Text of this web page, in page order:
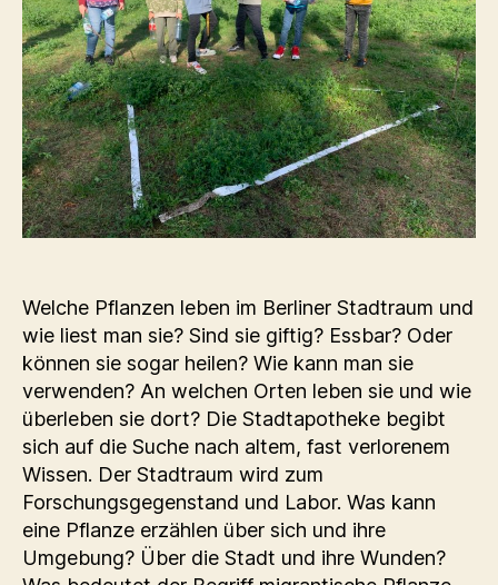
Welche Pflanzen leben im Berliner Stadtraum und
wie liest man sie? Sind sie giftig? Essbar? Oder
können sie sogar heilen? Wie kann man sie
verwenden? An welchen Orten leben sie und wie
überleben sie dort? Die Stadtapotheke begibt
sich auf die Suche nach altem, fast verlorenem
Wissen. Der Stadtraum wird zum
Forschungsgegenstand und Labor. Was kann
eine Pflanze erzählen über sich und ihre
Umgebung? Über die Stadt und ihre Wunden?